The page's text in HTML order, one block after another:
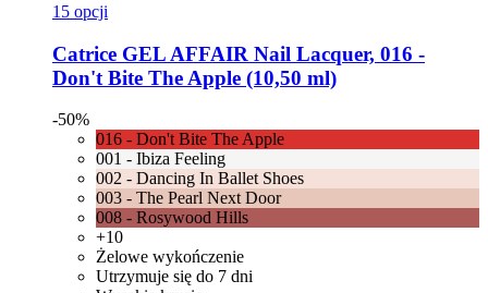
15 opcji
Catrice GEL AFFAIR Nail Lacquer, 016 -​
Don't Bite The Apple (10,50 ml)
-50%
016 - Don't Bite The Apple
001 - Ibiza Feeling
002 - Dancing In Ballet Shoes
003 - The Pearl Next Door
008 - Rosywood Hills
+10
Żelowe wykończenie
Utrzymuje się do 7 dni